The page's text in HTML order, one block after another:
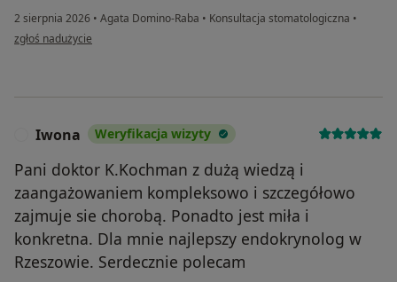
2 sierpnia 2026 • Agata Domino-Raba • Konsultacja stomatologiczna •
w opinii użytkownika Mikołaj
zgłoś nadużycie
Iwona Weryfikacja wizyty
Pani doktor K.Kochman z dużą wiedzą i
zaangażowaniem kompleksowo i szczegółowo
zajmuje sie chorobą. Ponadto jest miła i
konkretna. Dla mnie najlepszy endokrynolog w
Rzeszowie. Serdecznie polecam